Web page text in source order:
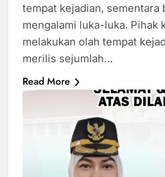
tempat kejadian, sementara
mengalami luka-luka. Pihak
melakukan olah tempat
merilis sejumlah…
Read More